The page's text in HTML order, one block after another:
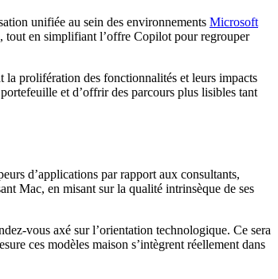
unifiée au sein des environnements Microsoft
tout en simplifiant l’offre Copilot pour regrouper
la prolifération des fonctionnalités et leurs impacts
et d’offrir des parcours plus lisibles tant
d’applications par rapport aux consultants,
Mac, en misant sur la qualité intrinsèque de ses
vous axé sur l’orientation technologique. Ce sera
ces modèles maison s’intègrent réellement dans